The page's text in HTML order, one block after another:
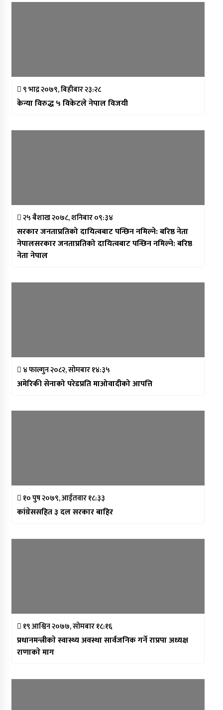
९ भाद्र २०७९, बिहीबार २३:२८
केन्या विरुद्ध ५ विकेटले नेपाल विजयी
२५ बैशाख २०७८, शनिबार ०९:३४
सरकार जनताप्रतिको दायित्वबाट पन्छिन नमिल्ने: बरिष्ठ नेता
नेपालसरकार जनताप्रतिको दायित्वबाट पन्छिन नमिल्ने: बरिष्ठ
नेता नेपाल
४ फाल्गुन २०८२, सोमबार १४:३५
अमेरिकी सेनाको परेडप्रति माओवादीको आपत्ति
१० पुष २०७९, आईतवार १८:३३
कांग्रेससहित ३ दल सरकार बाहिर
१९ आश्विन २०७७, सोमबार १८:१६
प्रधानमन्त्रीकाे स्वास्थ्य अवस्था सार्वजनिक गर्ने राप्रपा अध्यक्ष
राणाकाे माग